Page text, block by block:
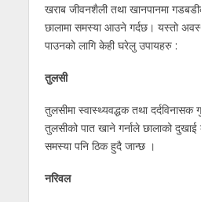
खराब जीवनशैली तथा खानपानमा
छालामा समस्या आउने गर्दछ। यस्तो
पाउनको लागि केही घरेलु उपायहरु :
तुलसी
तुलसीमा स्वास्थ्यवद्धक तथा
तुलसीको पात खाने गर्नाले छालाको
समस्या पनि ठिक हुदै जान्छ ।
नरिवल